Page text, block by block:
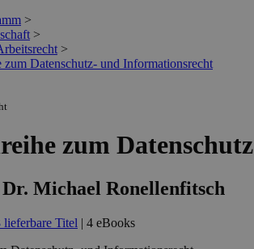
>
>
>
zum Datenschutz- und Informationsrecht
zum
Michael Ronellenfitsch
lieferbare Titel | 4 eBooks